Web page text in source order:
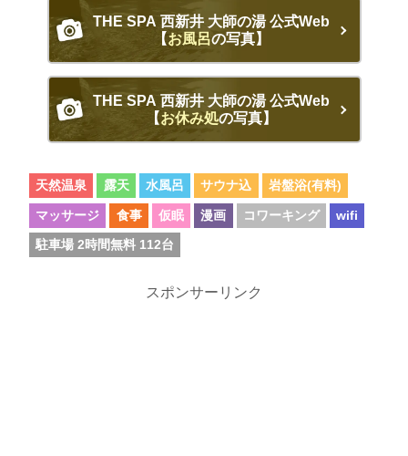
THE SPA 西新井 大師の湯 公式Web
【お風呂の写真】
THE SPA 西新井 大師の湯 公式Web
【お休み処の写真】
天然温泉 露天 水風呂 サウナ込 岩盤浴(有料)
マッサージ 食事 仮眠 漫画 コワーキング wifi
駐車場 2時間無料 112台
スポンサーリンク